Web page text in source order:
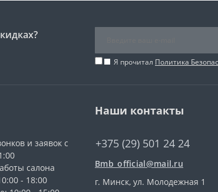
Я прочитал Политика
и заявок с
салона
- 18:00
Наши контакты
+375 (29) 501 24 24
Bmb_official@mail.ru
г. Минск, ул. Молодежная 1